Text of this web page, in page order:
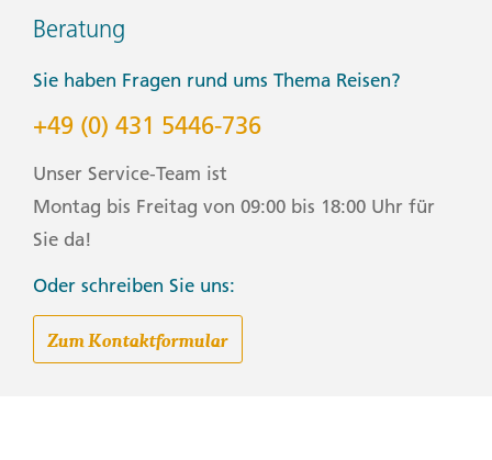
Beratung
Sie haben Fragen rund ums Thema Reisen?
+49 (0) 431 5446-736
Unser Service-Team ist
Montag bis Freitag von 09:00 bis 18:00 Uhr für
Sie da!
Oder schreiben Sie uns:
Zum Kontaktformular